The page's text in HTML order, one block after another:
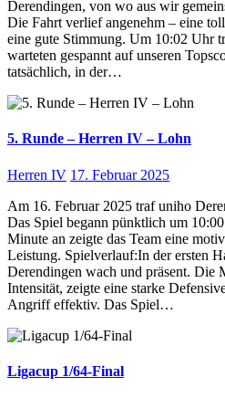
Derendingen, von wo aus wir
Die Fahrt verlief angenehm – eine
eine gute Stimmung. Um 10:02 Uhr
warteten gespannt auf unseren
tatsächlich, in der…
5. Runde – Herren IV – Lohn
Herren IV 17. Februar 2025
Am 16. Februar 2025 traf uniho
Das Spiel begann pünktlich um
Minute an zeigte das Team eine
Leistung. Spielverlauf:In der ersten
Derendingen wach und präsent. Die
Intensität, zeigte eine starke
Angriff effektiv. Das Spiel…
Ligacup 1/64-Final